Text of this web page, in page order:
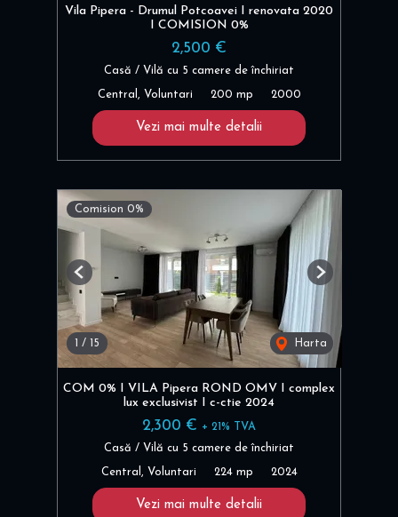
Vila Pipera - Drumul Potcoavei I renovata 2020
I COMISION 0%
2,500 €
Casă / Vilă cu 5 camere de închiriat
Central, Voluntari 200 mp 2000
Vezi mai multe detalii
Comision 0%
1 / 15 Harta
Previous Next
COM 0% I VILA Pipera ROND OMV I complex
lux exclusivist I c-ctie 2024
2,300 € + 21% TVA
Casă / Vilă cu 5 camere de închiriat
Central, Voluntari 224 mp 2024
Vezi mai multe detalii